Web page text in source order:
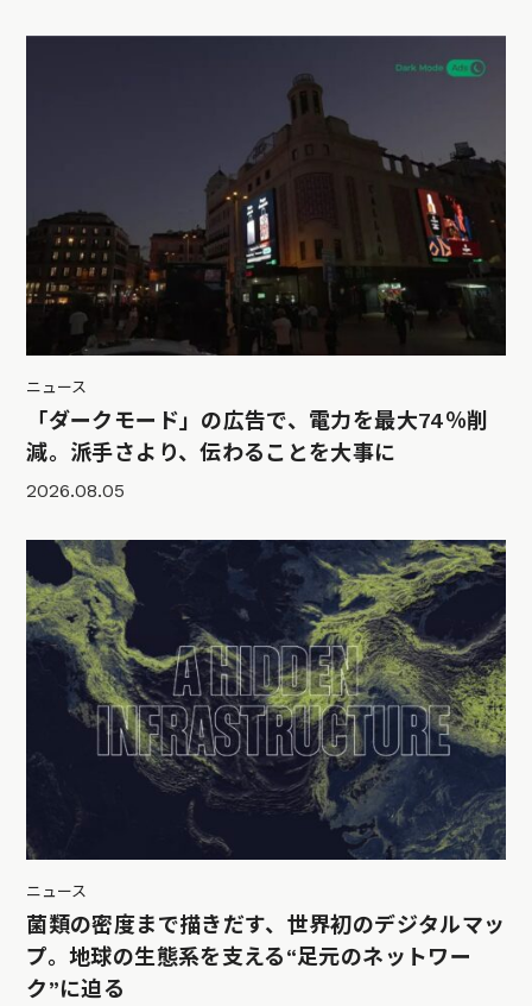
ニュース
「ダークモード」の広告で、電力を最大74％削
減。派手さより、伝わることを大事に
2026.08.05
ニュース
菌類の密度まで描きだす、世界初のデジタルマッ
プ。地球の生態系を支える“足元のネットワー
ク”に迫る